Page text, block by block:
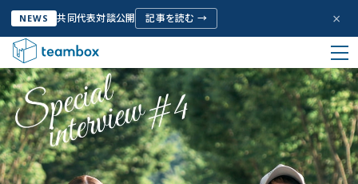
NEWS 共同代表対談公開 記事を読む → ×
私たちについて
Company Info
HOME お客様の声